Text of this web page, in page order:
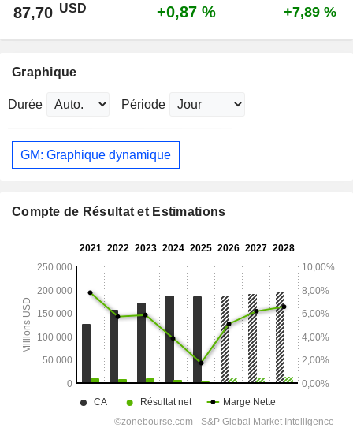
87,70 USD +0,87 % +7,89 %
Graphique
Durée Période
GM: Graphique dynamique
Compte de Résultat et Estimations